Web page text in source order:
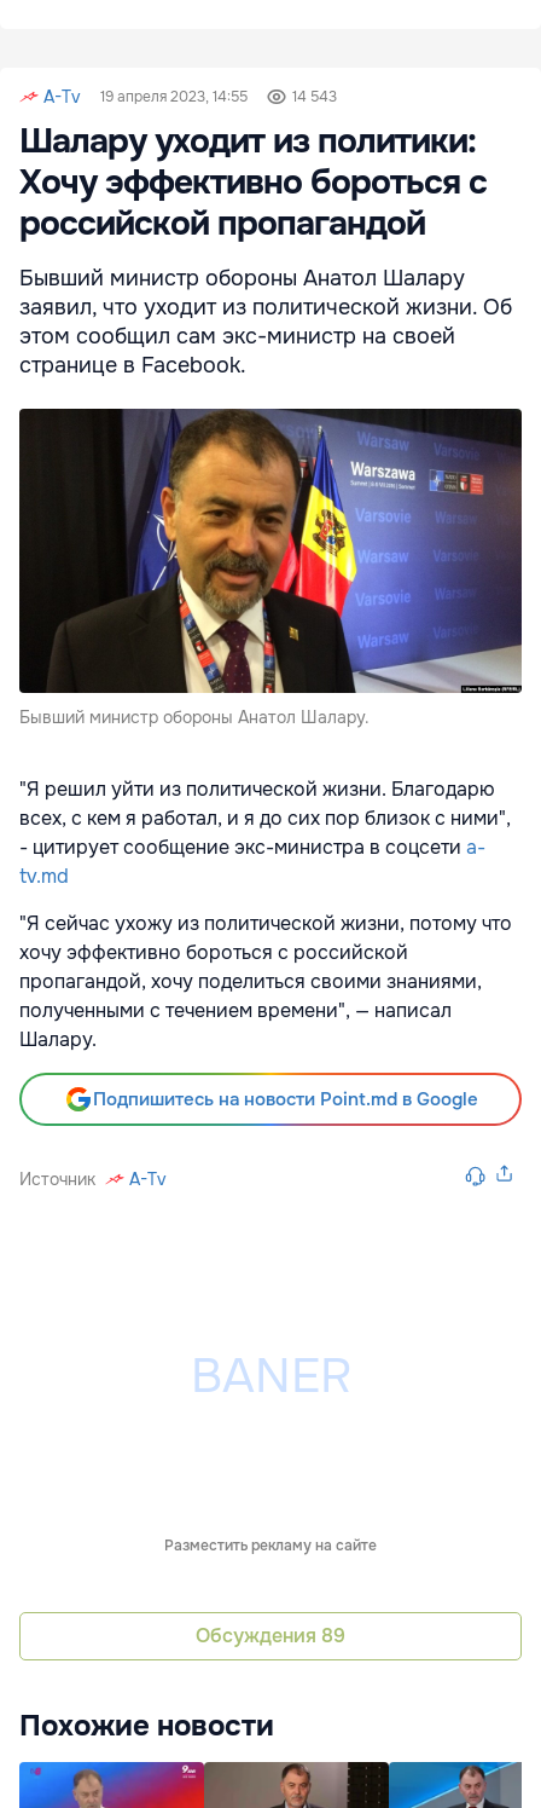
A-Tv 19 апреля 2023, 14:55 14 543
Шалару уходит из политики:
Хочу эффективно бороться с
российской пропагандой
Бывший министр обороны Анатол Шалару
заявил, что уходит из политической жизни. Об
этом сообщил сам экс-министр на своей
странице в Facebook.
Бывший министр обороны Анатол Шалару.
"Я решил уйти из политической жизни. Благодарю
всех, с кем я работал, и я до сих пор близок с ними",
- цитирует сообщение экс-министра в соцсети a-
tv.md
"Я сейчас ухожу из политической жизни, потому что
хочу эффективно бороться с российской
пропагандой, хочу поделиться своими знаниями,
полученными с течением времени", — написал
Шалару.
Подпишитесь на новости Point.md в Google
Источник A-Tv
Разместить рекламу на сайте
Обсуждения 89
Похожие новости